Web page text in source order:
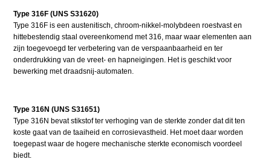
Type 316F (UNS S31620)
Type 316F is een austenitisch, chroom-nikkel-molybdeen roestvast en
hittebestendig staal overeenkomend met 316, maar waar elementen aan
zijn toegevoegd ter verbetering van de verspaanbaarheid en ter
onderdrukking van de vreet- en hapneigingen. Het is geschikt voor
bewerking met draadsnij-automaten.
Type 316N (UNS S31651)
Type 316N bevat stikstof ter verhoging van de sterkte zonder dat dit ten
koste gaat van de taaiheid en corrosievastheid. Het moet daar worden
toegepast waar de hogere mechanische sterkte economisch voordeel
biedt.